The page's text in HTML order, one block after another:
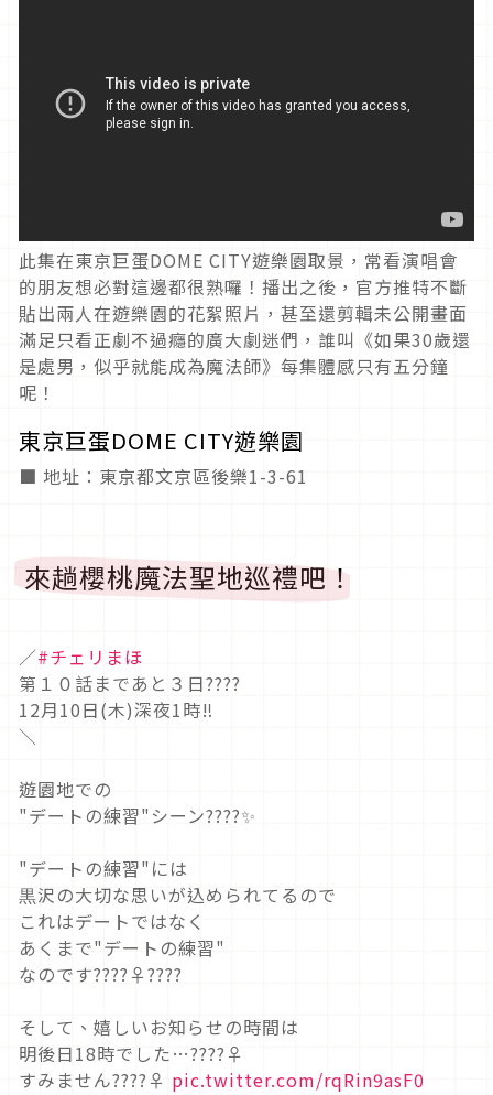
此集在東京巨蛋DOME CITY遊樂園取景，常看演唱會
的朋友想必對這邊都很熟囉！播出之後，官方推特不斷
貼出兩人在遊樂園的花絮照片，甚至還剪輯未公開畫面
滿足只看正劇不過癮的廣大劇迷們，誰叫《如果30歲還
是處男，似乎就能成為魔法師》每集體感只有五分鐘
呢！
東京巨蛋DOME CITY遊樂園
■ 地址：東京都文京區後樂1-3-61
來趟櫻桃魔法聖地巡禮吧！
／#チェリまほ
第１０話まであと３日????
12月10日(木)深夜1時‼️
＼
遊園地での
"デートの練習"シーン????✨
"デートの練習"には
黒沢の大切な思いが込められてるので
これはデートではなく
あくまで"デートの練習"
なのです????‍♀️????
そして、嬉しいお知らせの時間は
明後日18時でした…????‍♀️
すみません????‍♀️ pic.twitter.com/rqRin9asF0